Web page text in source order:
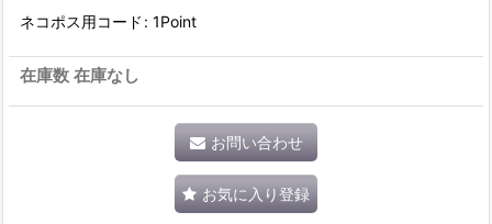
ネコポス用コード : 1Point
在庫数 在庫なし
お問い合わせ
お気に入り登録